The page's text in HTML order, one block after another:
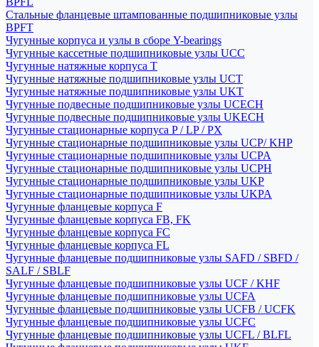
Стальные фланцевые штампованные подшипниковые узлы
BPFT
Чугунные корпуса и узлы в сборе Y-bearings
Чугунные кассетные подшипниковые узлы UCC
Чугунные натяжные корпуса T
Чугунные натяжные подшипниковые узлы UCT
Чугунные натяжные подшипниковые узлы UKT
Чугунные подвесные подшипниковые узлы UCECH
Чугунные подвесные подшипниковые узлы UKECH
Чугунные стационарные корпуса P / LP / PX
Чугунные стационарные подшипниковые узлы UCP/ KHP
Чугунные стационарные подшипниковые узлы UCPA
Чугунные стационарные подшипниковые узлы UCPH
Чугунные стационарные подшипниковые узлы UKP
Чугунные стационарные подшипниковые узлы UKPA
Чугунные фланцевые корпуса F
Чугунные фланцевые корпуса FB, FK
Чугунные фланцевые корпуса FC
Чугунные фланцевые корпуса FL
Чугунные фланцевые подшипниковые узлы SAFD / SBFD /
SALF / SBLF
Чугунные фланцевые подшипниковые узлы UCF / KHF
Чугунные фланцевые подшипниковые узлы UCFA
Чугунные фланцевые подшипниковые узлы UCFB / UCFK
Чугунные фланцевые подшипниковые узлы UCFC
Чугунные фланцевые подшипниковые узлы UCFL / BLFL